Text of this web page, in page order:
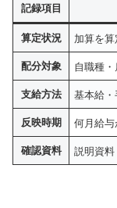
記録項目
算定状況 加算を
配分対象 自職種
支給方法 基本給
反映時期 何月給
確認資料 説明資